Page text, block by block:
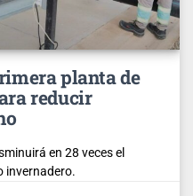
planta de
reducir
en 28 veces el
invernadero.